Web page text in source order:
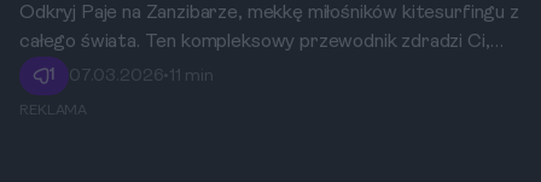
Zanzibarze?
Odkryj Paje na Zanzibarze, mekkę miłośników kitesurfingu z
całego świata. Ten kompleksowy przewodnik zdradzi Ci,
dlaczego to właśnie ta niewielka wioska oferuje idealne
warunki do uprawiania tego sportu, kiedy panują najlepsze
1 07.03.2026• 11 min
REKLAMA